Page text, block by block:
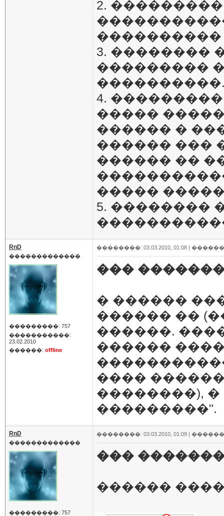
2.
����������
3. ��������
���������
4.
�����
������ �
������ ���
������ ��
�����
5. ��������
RnD
�������������
���������: 757
�����������:
23.02.2010
������: offline
��������: 03.03.2010, 01:08 |
���
� ������
������ ��
������.
������
����
��������),
���������".
RnD
�������������
���������: 757
��������: 03.03.2010, 01:09 |
���
������